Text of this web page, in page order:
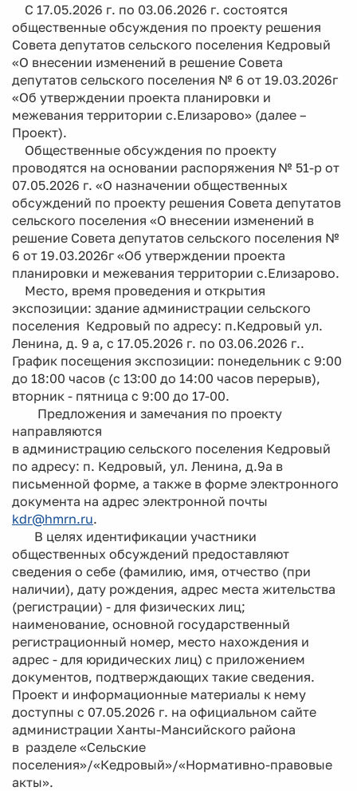
С 17.05.2026 г. по 03.06.2026 г. состоятся
общественные обсуждения по проекту решения
Совета депутатов сельского поселения Кедровый
«О внесении изменений в решение Совета
депутатов сельского поселения № 6 от 19.03.2026г
«Об утверждении проекта планировки и
межевания территории с.Елизарово» (далее –
Проект).
Общественные обсуждения по проекту
проводятся на основании распоряжения № 51-р от
07.05.2026 г. «О назначении общественных
обсуждений по проекту решения Совета депутатов
сельского поселения «О внесении изменений в
решение Совета депутатов сельского поселения №
6 от 19.03.2026г «Об утверждении проекта
планировки и межевания территории с.Елизарово.
Место, время проведения и открытия
экспозиции: здание администрации сельского
поселения Кедровый по адресу: п.Кедровый ул.
Ленина, д. 9 а, с 17.05.2026 г. по 03.06.2026 г..
График посещения экспозиции: понедельник с 9:00
до 18:00 часов (с 13:00 до 14:00 часов перерыв),
вторник - пятница с 9:00 до 17-00.
Предложения и замечания по проекту
направляются
в администрацию сельского поселения Кедровый
по адресу: п. Кедровый, ул. Ленина, д.9а в
письменной форме, а также в форме электронного
документа на адрес электронной почты
kdr@hmrn.ru.
В целях идентификации участники
общественных обсуждений предоставляют
сведения о себе (фамилию, имя, отчество (при
наличии), дату рождения, адрес места жительства
(регистрации) - для физических лиц;
наименование, основной государственный
регистрационный номер, место нахождения и
адрес - для юридических лиц) с приложением
документов, подтверждающих такие сведения.
Проект и информационные материалы к нему
доступны с 07.05.2026 г. на официальном сайте
администрации Ханты-Мансийского района
в разделе «Сельские
поселения»/«Кедровый»/«Нормативно-правовые
акты».